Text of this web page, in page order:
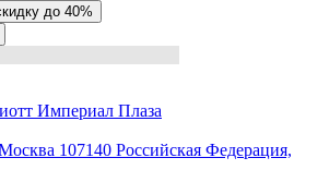
до 40%
Империал Плаза
107140 Российская Федерация,